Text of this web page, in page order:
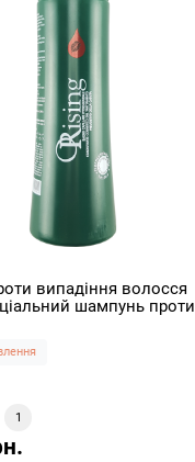
випадіння волосся
шампунь проти
1